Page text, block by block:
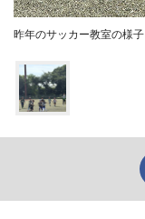
昨年のサッカー教室の様子